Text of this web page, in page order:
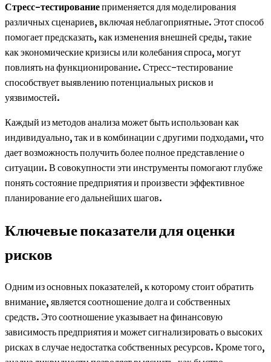
Стресс-тестированиеприменяется для моделирования
различных сценариев, включая неблагоприятные. Этот способ
помогает предсказать, как изменения внешней среды, такие
как экономические кризисы или колебания спроса, могут
повлиять на функционирование. Стресс-тестирование
способствует выявлению потенциальных рисков и
уязвимостей.
Каждый из методов анализа может быть использован как
индивидуально, так и в комбинации с другими подходами, что
дает возможность получить более полное представление о
ситуации. В совокупности эти инструменты помогают глубже
понять состояние предприятия и произвести эффективное
планирование его дальнейших шагов.
Ключевые показатели для оценки
рисков
Одним из основных показателей, к которому стоит обратить
внимание, является соотношение долга и собственных
средств. Это соотношение указывает на финансовую
зависимость предприятия и может сигнализировать о высоких
рисках в случае недостатка собственных ресурсов. Кроме того,